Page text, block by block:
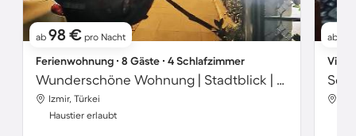
ab 98 € pro Nacht
Ferienwohnung ∙ 8 Gäste ∙ 4 Schlafzimmer
Wunderschöne Wohnung | Stadtblick | Haustierfreundlich
Izmir, Türkei
Haustier erlaubt
ab
Villa